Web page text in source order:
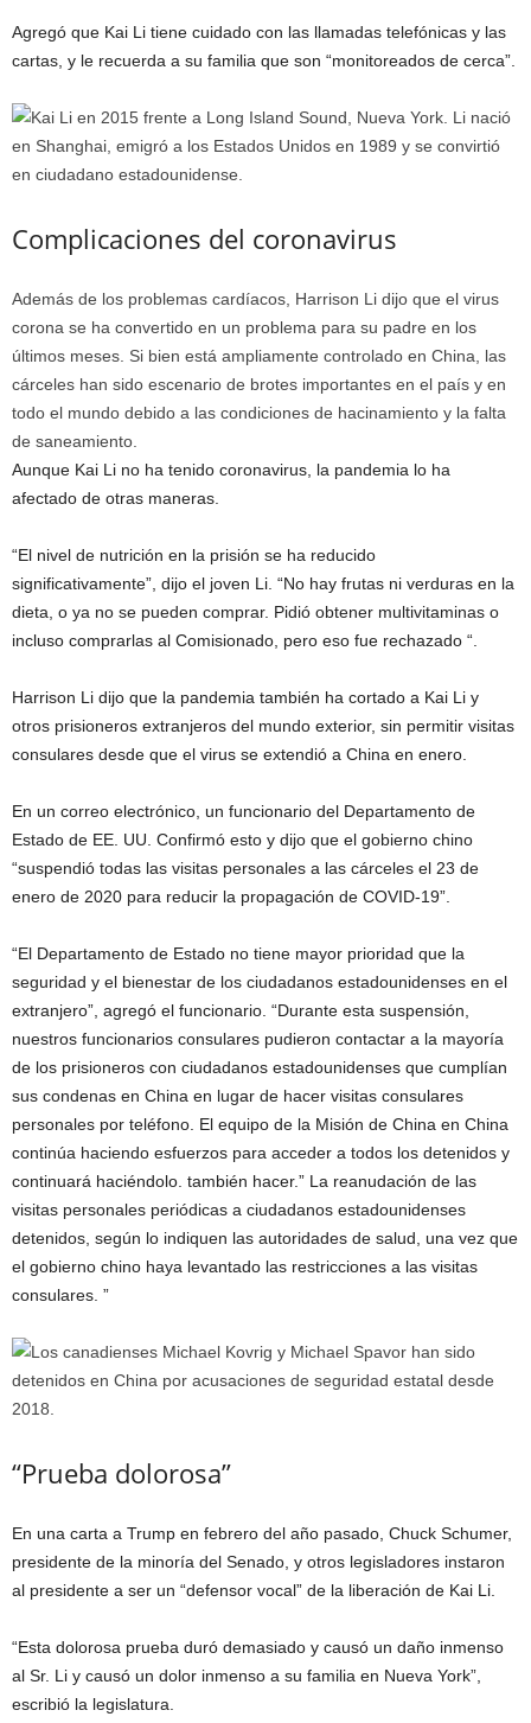
Agregó que Kai Li tiene cuidado con las llamadas telefónicas y las
cartas, y le recuerda a su familia que son “monitoreados de cerca”.
Complicaciones del coronavirus
Además de los problemas cardíacos, Harrison Li dijo que el virus
corona se ha convertido en un problema para su padre en los
últimos meses. Si bien está ampliamente controlado en China, las
cárceles han sido escenario de brotes importantes en el país y en
todo el mundo debido a las condiciones de hacinamiento y la falta
de saneamiento.
Aunque Kai Li no ha tenido coronavirus, la pandemia lo ha
afectado de otras maneras.
“El nivel de nutrición en la prisión se ha reducido
significativamente”, dijo el joven Li. “No hay frutas ni verduras en la
dieta, o ya no se pueden comprar. Pidió obtener multivitaminas o
incluso comprarlas al Comisionado, pero eso fue rechazado “.
Harrison Li dijo que la pandemia también ha cortado a Kai Li y
otros prisioneros extranjeros del mundo exterior, sin permitir visitas
consulares desde que el virus se extendió a China en enero.
En un correo electrónico, un funcionario del Departamento de
Estado de EE. UU. Confirmó esto y dijo que el gobierno chino
“suspendió todas las visitas personales a las cárceles el 23 de
enero de 2020 para reducir la propagación de COVID-19”.
“El Departamento de Estado no tiene mayor prioridad que la
seguridad y el bienestar de los ciudadanos estadounidenses en el
extranjero”, agregó el funcionario. “Durante esta suspensión,
nuestros funcionarios consulares pudieron contactar a la mayoría
de los prisioneros con ciudadanos estadounidenses que cumplían
sus condenas en China en lugar de hacer visitas consulares
personales por teléfono. El equipo de la Misión de China en China
continúa haciendo esfuerzos para acceder a todos los detenidos y
continuará haciéndolo. también hacer.” La reanudación de las
visitas personales periódicas a ciudadanos estadounidenses
detenidos, según lo indiquen las autoridades de salud, una vez que
el gobierno chino haya levantado las restricciones a las visitas
consulares. ”
“Prueba dolorosa”
En una carta a Trump en febrero del año pasado, Chuck Schumer,
presidente de la minoría del Senado, y otros legisladores instaron
al presidente a ser un “defensor vocal” de la liberación de Kai Li.
“Esta dolorosa prueba duró demasiado y causó un daño inmenso
al Sr. Li y causó un dolor inmenso a su familia en Nueva York”,
escribió la legislatura.